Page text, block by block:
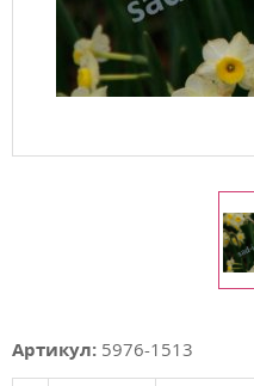
Артикул: 5976-1513